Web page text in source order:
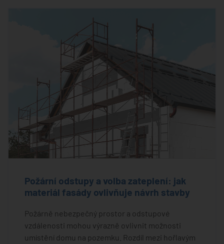
Požární odstupy a volba zateplení: jak
materiál fasády ovlivňuje návrh stavby
Požárně nebezpečný prostor a odstupové
vzdálenosti mohou výrazně ovlivnit možnosti
umístění domu na pozemku. Rozdíl mezi hořlavým